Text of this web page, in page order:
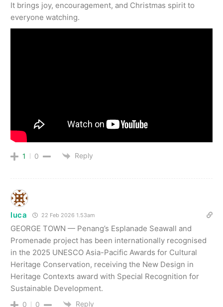
It brings joy, encouragement, and Christmas spirit to
everyone watching.
1 0 Reply
luca 22 Feb 2026 1.53am
GEORGE TOWN — Penang’s Esplanade Seawall and
Promenade project has been internationally recognised
in the 2025 UNESCO Asia-Pacific Awards for Cultural
Heritage Conservation, receiving the New Design in
Heritage Contexts award with Special Recognition for
Sustainable Development.
0 0 Reply